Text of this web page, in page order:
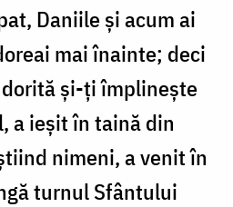
Daniile și acum ai
mai înainte; deci
și-ți împlinește
a ieșit în taină din
nimeni, a venit în
turnul Sfântului